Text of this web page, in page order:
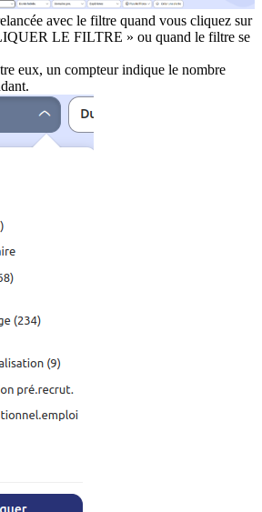
avec le filtre quand vous cliquez sur
LE FILTRE » ou quand le filtre se
eux, un compteur indique le nombre